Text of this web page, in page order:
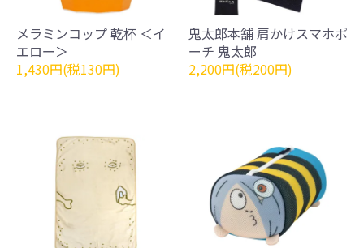
メラミンコップ 乾杯 ＜イ
エロー＞
1,430円(税130円)
鬼太郎本舗 肩かけスマホポ
ーチ 鬼太郎
2,200円(税200円)